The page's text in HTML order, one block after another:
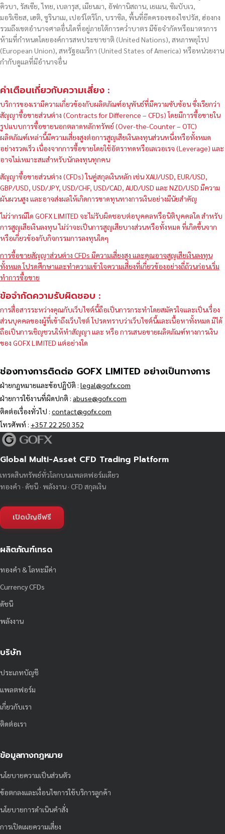
คิวบา, รัสเซีย, ไทย, เบลารุส, เมียนมา, อัฟกานิสถาน, เยเมน, ซิมบับเว,
มอริเชียส, เฮติ, ซูรินาเม, เปอร์โตริโก, บราซิล, พื้นที่ยึดครองของไซปรัส, ฮ่องกง
รวมถึงเขตอำนาจศาลอื่นใดที่อยู่ภายใต้การคว่ำบาตร มีข้อจำกัดหรือมาตรการ
ห้ามที่กำหนดโดยองค์การสหประชาชาติ (United Nations), สหภาพยุโรป
(European Union), สหรัฐอเมริกา (United States of America) หรือหน่วยงาน
กำกับดูแลที่มีอำนาจอื่น
คำเตือนเกี่ยวกับความเสี่ยง :
บริการของเรามีความเกี่ยวข้องกับผลิตภัณฑ์อนุพันธ์ที่มีความซับซ้อน ซึ่งเรียกว่า
สัญญาซื้อขายส่วนต่าง (Contracts for Difference – CFDs) โดยมีการซื้อขายใน
รูปแบบการซื้อขายนอกตลาดหลักทรัพย์ (Over-the-Counter – OTC)
ผลิตภัณฑ์เหล่านี้มีความเสี่ยงสูงต่อการสูญเสียเงินลงทุนส่วนหนึ่งหรือทั้งหมด
อย่างรวดเร็ว เนื่องจากการซื้อขายโดยใช้อัตราทดหรือเลเวอเรจ (Leverage) และ
อาจไม่เหมาะสมสำหรับนักลงทุนทุกคน
สัญญาซื้อขายส่วนต่าง (CFDs) ในคู่สกุลเงินหลัก เช่น XAU/USD, EUR/USD,
GBP/USD, USD/JPY, USD/CHF, USD/CAD, AUD/USD และ NZD/USD มีความ
ผันผวนสูง และอาจส่งผลให้เกิดการขาดทุนทางการเงินอย่างมีนัยสำคัญ
ไม่ว่ากรณีใด GOFX LIMITED จะไม่รับผิดชอบต่อบุคคลหรือนิติบุคคลใด สำหรับ
การสูญเสียเงินลงทุน ไม่ว่าจะเป็นการสูญเสียบางส่วนหรือทั้งหมด ที่เกิดขึ้นจาก
หรือเกี่ยวข้องกับกิจกรรมการลงทุนใดๆ
การซื้อขายสัญญาส่วนต่าง CFDs มีความเสี่ยงสูง และคุณอาจสูญเสียเงินลงทุน
ทั้งหมด โปรดศึกษาและทำความเข้าใจความเสี่ยงที่เกี่ยวข้องอย่างถี่ถ้วนก่อนเริ่ม
ทำการซื้อขาย
ข้อจำกัดความรับผิดชอบ :
การสื่อสารระหว่างคุณกับเว็บไซต์นี้ถือเป็นการกระทำโดยสมัครใจและเป็นเรื่อง
ส่วนบุคคลของผู้ที่เข้าถึงเว็บไซต์ โปรดทราบว่าเว็บไซต์นี้และเนื้อหาทั้งหมด มิได้
ถือเป็นการเชิญชวนให้ทำสัญญา และ หรือ การเสนอขายผลิตภัณฑ์ทางการเงิน
ของ GOFX LIMITED แต่อย่างใด
ช่องทางการติดต่อ GOFX LIMITED อย่างเป็นทางการ
ฝ่ายกฎหมายและข้อปฏิบัติ : legal@gofx.com
ฝ่ายการใช้งานที่ผิดปกติ : abuse@gofx.com
ติดต่อเรื่องทั่วไป : contact@gofx.com
โทรศัพท์ : +357 22 250 352
Global Multi-Asset CFD Trading Platform
เทรดสินทรัพย์ทั่วโลกบนแพลตฟอร์มเดียว
ทองคำ · ดัชนี · พลังงาน · CFD สกุลเงิน
เปิดบัญชีฟรี
ผลิตภัณฑ์เทรด
ทองคำ & โลหะมีค่า
Currency CFDs
ดัชนี
พลังงาน
บริษัท
ประเภทบัญชี
แพลตฟอร์ม
เกี่ยวกับเรา
ติดต่อเรา
ข้อมูลทางกฎหมาย
นโยบายความเป็นส่วนตัว
ข้อตกลงและเงื่อนไขการใช้บริการลูกค้า
นโยบายการดำเนินคำสั่ง
การเปิดเผยความเสี่ยง